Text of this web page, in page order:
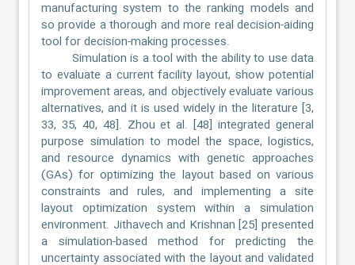
manufacturing system to the ranking models and
so provide a thorough and more real decision-aiding
tool for decision-making processes.
Simulation is a tool with the ability to use data
to evaluate a current facility layout, show potential
improvement areas, and objectively evaluate various
alternatives, and it is used widely in the literature [3,
33, 35, 40, 48]. Zhou et al. [48] integrated general
purpose simulation to model the space, logistics,
and resource dynamics with genetic approaches
(GAs) for optimizing the layout based on various
constraints and rules, and implementing a site
layout optimization system within a simulation
environment. Jithavech and Krishnan [25] presented
a simulation-based method for predicting the
uncertainty associated with the layout and validated